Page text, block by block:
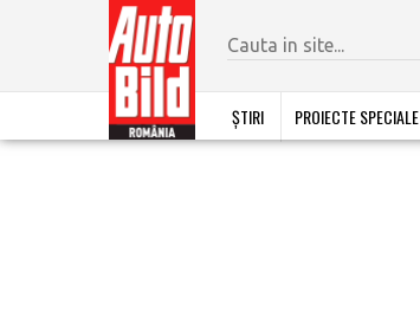
ȘTIRI PROIECTE SPECIALE